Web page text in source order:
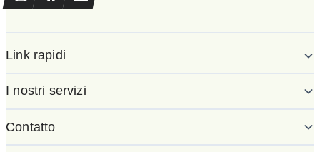
Link rapidi
I nostri servizi
Contatto